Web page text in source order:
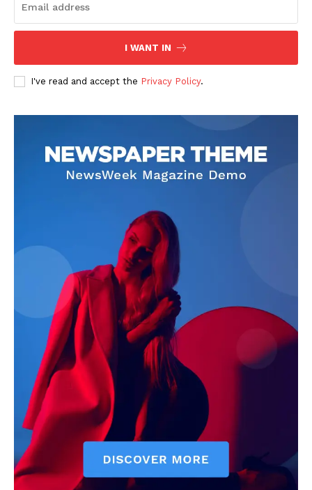
I WANT IN
I've read and accept the Privacy Policy.